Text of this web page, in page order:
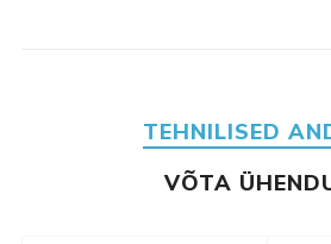
TEHNILISED
VÕTA